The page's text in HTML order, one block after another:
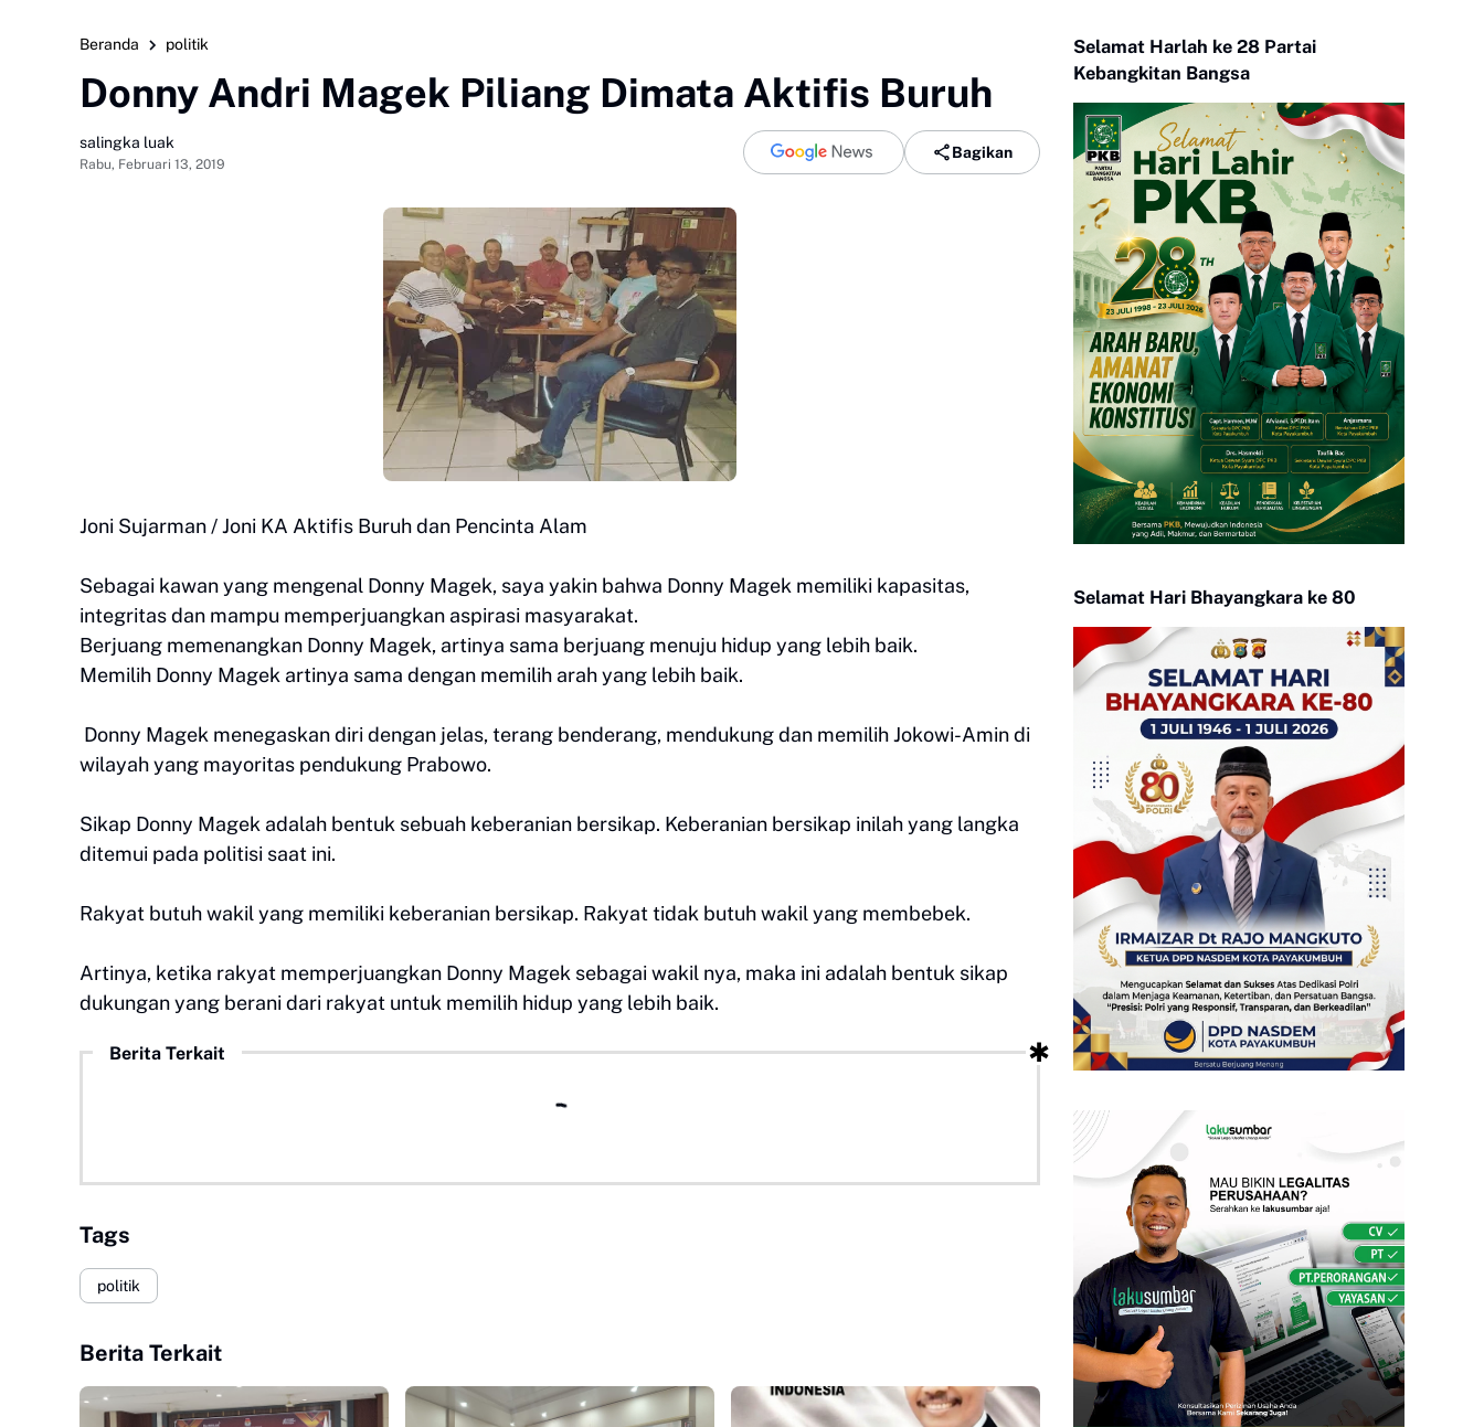
Beranda politik
Donny Andri Magek Piliang Dimata Aktifis Buruh
salingka luak
Rabu, Februari 13, 2019
Bagikan
Joni Sujarman / Joni KA Aktifis Buruh dan Pencinta Alam
Sebagai kawan yang mengenal Donny Magek, saya yakin bahwa Donny Magek memiliki kapasitas,
integritas dan mampu memperjuangkan aspirasi masyarakat.
Berjuang memenangkan Donny Magek, artinya sama berjuang menuju hidup yang lebih baik.
Memilih Donny Magek artinya sama dengan memilih arah yang lebih baik.
Donny Magek menegaskan diri dengan jelas, terang benderang, mendukung dan memilih Jokowi-Amin di
wilayah yang mayoritas pendukung Prabowo.
Sikap Donny Magek adalah bentuk sebuah keberanian bersikap. Keberanian bersikap inilah yang langka
ditemui pada politisi saat ini.
Rakyat butuh wakil yang memiliki keberanian bersikap. Rakyat tidak butuh wakil yang membebek.
Artinya, ketika rakyat memperjuangkan Donny Magek sebagai wakil nya, maka ini adalah bentuk sikap
dukungan yang berani dari rakyat untuk memilih hidup yang lebih baik.
Berita Terkait
Tags
politik
Berita Terkait
Selamat Harlah ke 28 Partai
Kebangkitan Bangsa
Selamat Hari Bhayangkara ke 80